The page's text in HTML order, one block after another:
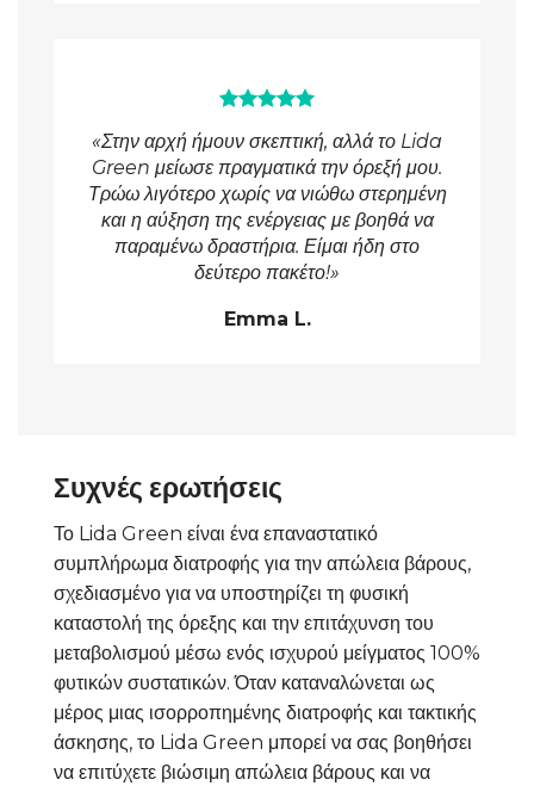
«Στην αρχή ήμουν σκεπτική, αλλά το Lida
Green μείωσε πραγματικά την όρεξή μου.
Τρώω λιγότερο χωρίς να νιώθω στερημένη
και η αύξηση της ενέργειας με βοηθά να
παραμένω δραστήρια. Είμαι ήδη στο
δεύτερο πακέτο!»
Emma L.
Συχνές ερωτήσεις
Το Lida Green είναι ένα επαναστατικό
συμπλήρωμα διατροφής για την απώλεια βάρους,
σχεδιασμένο για να υποστηρίζει τη φυσική
καταστολή της όρεξης και την επιτάχυνση του
μεταβολισμού μέσω ενός ισχυρού μείγματος 100%
φυτικών συστατικών. Όταν καταναλώνεται ως
μέρος μιας ισορροπημένης διατροφής και τακτικής
άσκησης, το Lida Green μπορεί να σας βοηθήσει
να επιτύχετε βιώσιμη απώλεια βάρους και να